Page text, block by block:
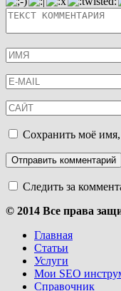
Сохранить моё
Следить за
© 2014 Все права
Главная
Статьи
Услуги
Мои SEO
Справочник